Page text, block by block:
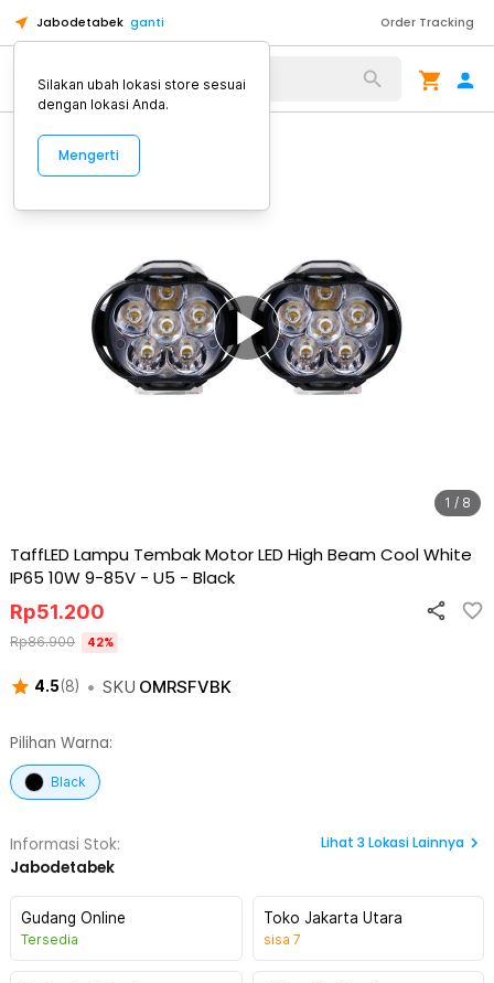
Jabodetabek ganti Order Tracking
Alat Kopi
1 / 8
TaffLED Lampu Tembak Motor LED High Beam Cool White
IP65 10W 9-85V - U5 - Black
4.5(8) • SKU OMRSFVBK
Rp51.200
Rp86.900 42%
Pilihan Warna:
Black
Informasi Stok:
Jabodetabek
Lihat 3 Lokasi Lainnya
Gudang Online
Tersedia
Toko Jakarta Utara
sisa 7
Silakan ubah lokasi store sesuai
dengan lokasi Anda.
Mengerti